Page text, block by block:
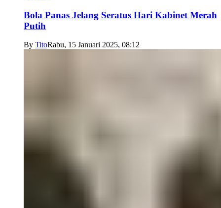
Bola Panas Jelang Seratus Hari Kabinet Merah
Putih
By TitoRabu, 15 Januari 2025, 08:12